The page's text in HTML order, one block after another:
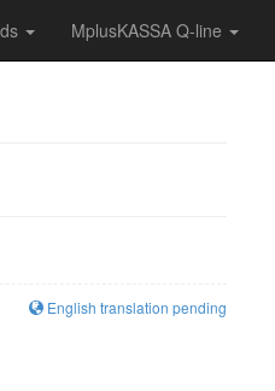
MplusKASSA Q-line
English translation pending